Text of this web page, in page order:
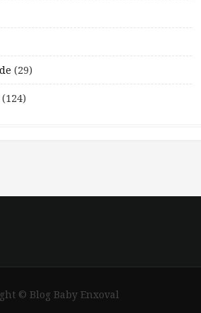
(29)
(124)
© Blog Baby Enxoval